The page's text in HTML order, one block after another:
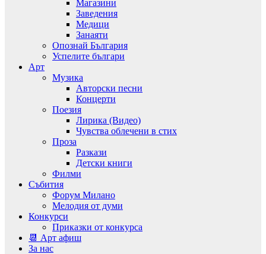
Магазини
Заведения
Медици
Занаяти
Опознай България
Успелите българи
Арт
Музика
Авторски песни
Концерти
Поезия
Лирика (Видео)
Чувства облечени в стих
Проза
Разкази
Детски книги
Филми
Събития
Форум Милано
Мелодия от думи
Конкурси
Приказки от конкурса
📆 Арт афиш
За нас